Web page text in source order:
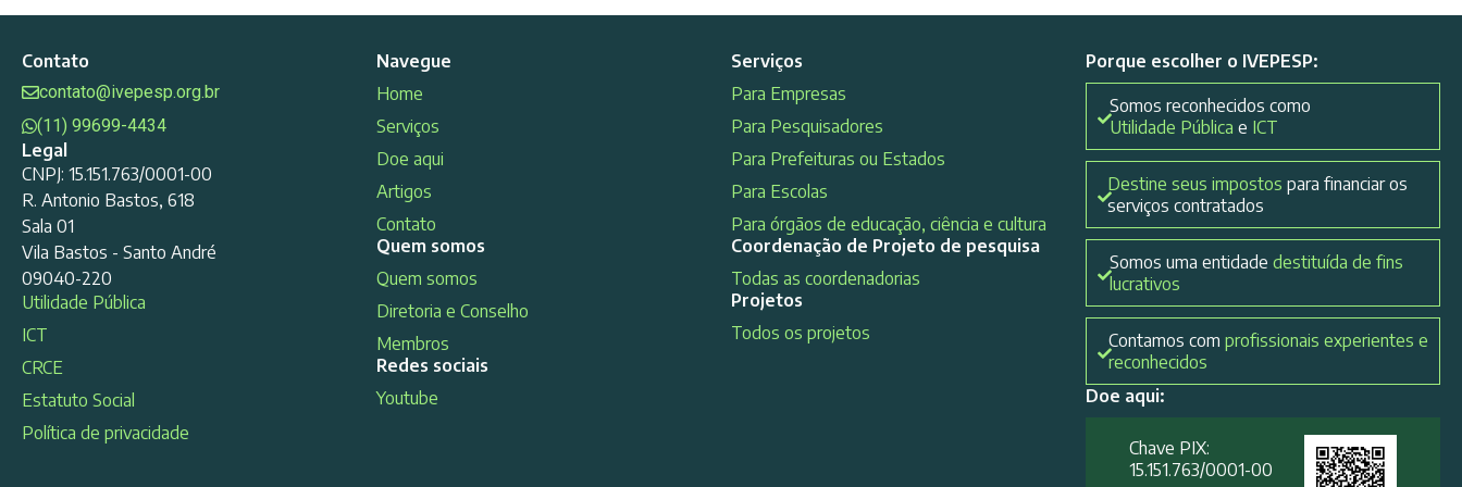
Contato
contato@ivepesp.org.br
(11) 99699-4434
Legal
CNPJ: 15.151.763/0001-00
R. Antonio Bastos, 618
Sala 01
Vila Bastos - Santo André
09040-220
Utilidade Pública
ICT
CRCE
Estatuto Social
Política de privacidade
Navegue
Home
Serviços
Doe aqui
Artigos
Contato
Quem somos
Quem somos
Diretoria e Conselho
Membros
Redes sociais
Youtube
Serviços
Para Empresas
Para Pesquisadores
Para Prefeituras ou Estados
Para Escolas
Para órgãos de educação, ciência e cultura
Coordenação de Projeto de pesquisa
Todas as coordenadorias
Projetos
Todos os projetos
Porque escolher o IVEPESP:
Somos reconhecidos como
Utilidade Pública e ICT
Destine seus impostos para financiar os
serviços contratados
Somos uma entidadedestituída de fins
lucrativos
Contamos com profissionais experientes e
reconhecidos
Doe aqui:
Chave PIX:
15.151.763/0001-00​